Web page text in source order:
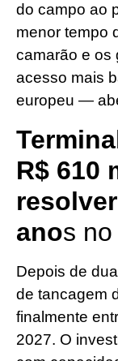
do campo ao
menor tempo
camarão e os
acesso mais
europeu —
R$ 610
anos
Depois de
de tancagem
finalmente
2027. O